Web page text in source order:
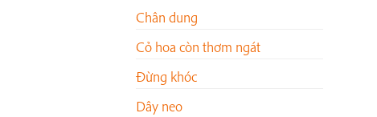
Chân dung
Cỏ hoa còn thơm ngát
Đừng khóc
Dây neo